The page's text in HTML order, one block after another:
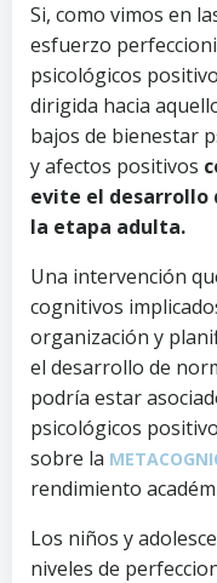
Si, como vimos en
esfuerzo
psicológicos
dirigida hacia
bajos de bienestar
y afectos positivos
evite el desarrollo
la etapa adulta.
Una intervención
cognitivos
organización y
el desarrollo de
podría estar
psicológicos
sobre la
rendimiento
Los niños y
niveles de